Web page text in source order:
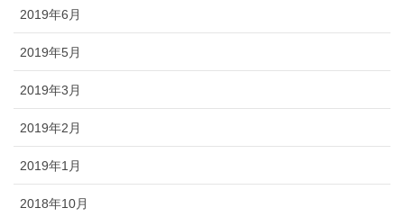
2019年6月
2019年5月
2019年3月
2019年2月
2019年1月
2018年10月